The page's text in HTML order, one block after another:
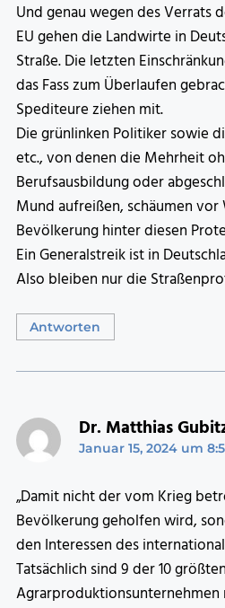
Und genau wegen des Verrats
EU gehen die Landwirte in
Straße. Die letzten
das Fass zum Überlaufen
Spediteure ziehen mit.
Die grünlinken Politiker sowie
etc., von denen die Mehrheit
Berufsausbildung oder
Mund aufreißen, schäumen
Bevölkerung hinter diesen
Ein Generalstreik ist in
Also bleiben nur die
Antworten
Dr. Matthias
Januar 15, 2024 um
„Damit nicht der vom Krieg
Bevölkerung geholfen wird,
den Interessen des
Tatsächlich sind 9 der 10
Agrarproduktionsunternehmen